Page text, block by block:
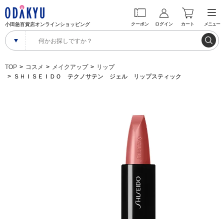
小田急百貨店オンラインショッピング クーポン ログイン カート メニュー
TOP コスメ メイクアップ
リップ
ＳＨＩＳＥＩＤＯ テクノサテン ジェル リップスティック